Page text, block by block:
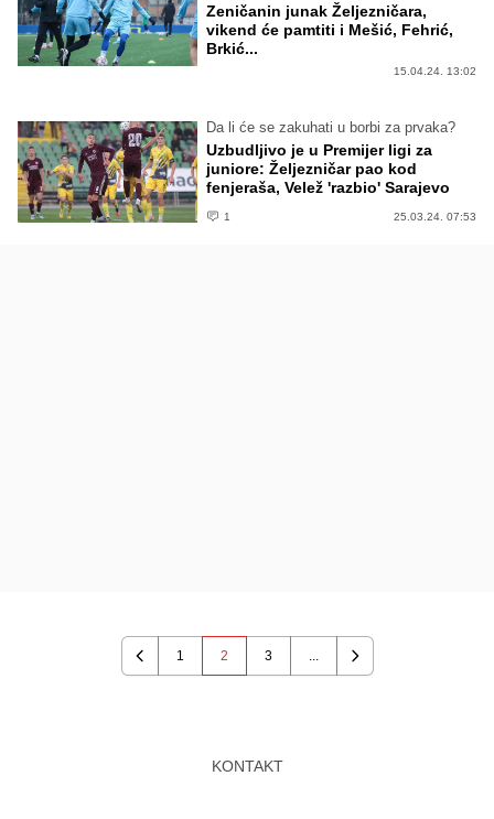
Zeničanin junak Željezničara,
vikend će pamtiti i Mešić, Fehrić,
Brkić...
15.04.24. 13:02
Da li će se zakuhati u borbi za prvaka?
Uzbudljivo je u Premijer ligi za
juniore: Željezničar pao kod
fenjeraša, Velež 'razbio' Sarajevo
1 25.03.24. 07:53
Previous
1 2 3
Next
KONTAKT